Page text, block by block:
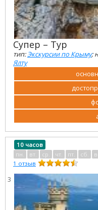
Супер – Тур
тип:Экскурсии по Крыму;
Ялту
3
10 часов
пн.
вт. ср. чт. пт. сб.
1 отзыв